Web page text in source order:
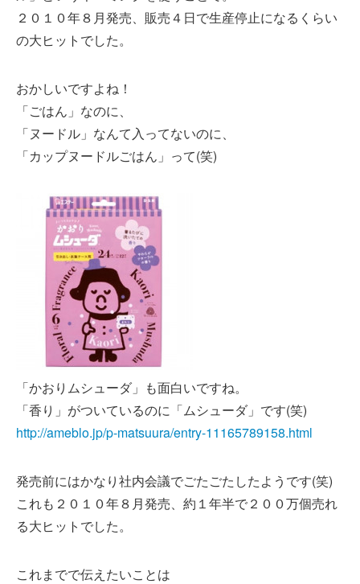
２０１０年８月発売、販売４日で生産停止になるくらい
の大ヒットでした。
おかしいですよね！
「ごはん」なのに、
「ヌードル」なんて入ってないのに、
「カップヌードルごはん」って(笑)
「かおりムシューダ」も面白いですね。
「香り」がついているのに「ムシューダ」です(笑)
http://ameblo.jp/p-matsuura/entry-11165789158.html
発売前にはかなり社内会議でごたごたしたようです(笑)
これも２０１０年８月発売、約１年半で２００万個売れ
る大ヒットでした。
これまでで伝えたいことは